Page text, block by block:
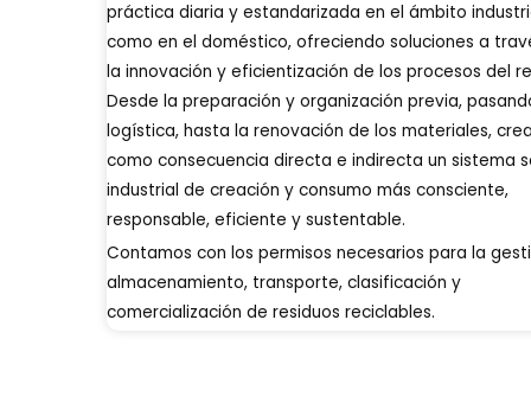
práctica diaria y estandarizada en el ámbito
como en el doméstico, ofreciendo soluciones a
la innovación y eficientización de los procesos del
Desde la preparación y organización previa,
logística, hasta la renovación de los materiales,
como consecuencia directa e indirecta un sistema
industrial de creación y consumo más consciente,
responsable, eficiente y sustentable.
Contamos con los permisos necesarios para la
almacenamiento, transporte, clasificación y
comercialización de residuos reciclables.